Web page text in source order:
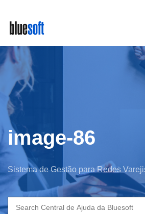
main
content
image-86
Sistema de Gestão para Redes
Search